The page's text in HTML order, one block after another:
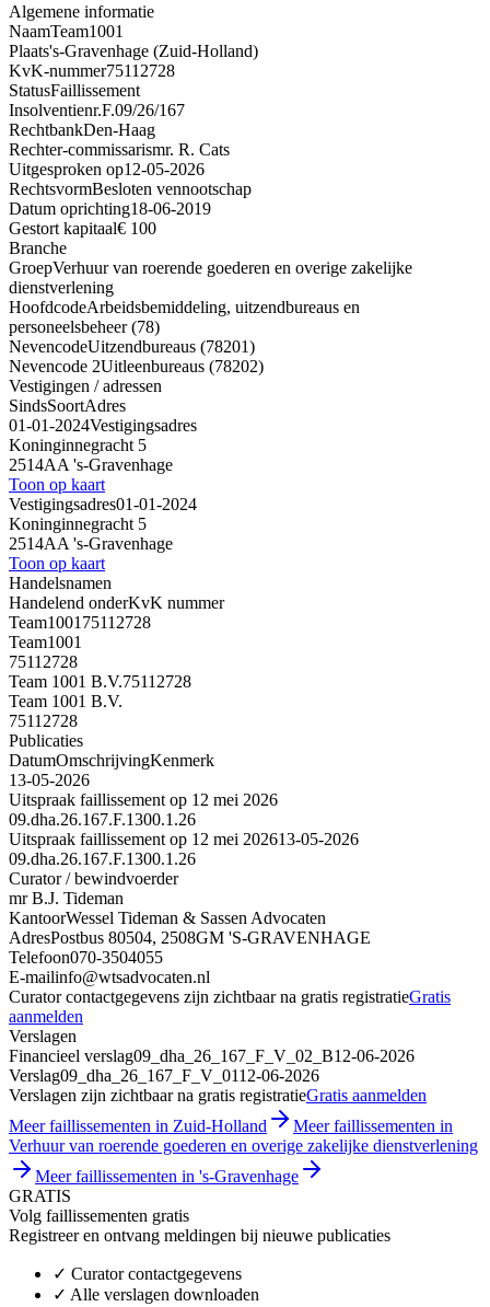
Algemene informatie
NaamTeam1001
Plaats's-Gravenhage (Zuid-Holland)
KvK-nummer75112728
StatusFaillissement
Insolventienr.F.09/26/167
RechtbankDen-Haag
Rechter-commissarismr. R. Cats
Uitgesproken op12-05-2026
RechtsvormBesloten vennootschap
Datum oprichting18-06-2019
Gestort kapitaal€ 100
Branche
GroepVerhuur van roerende goederen en overige zakelijke
dienstverlening
HoofdcodeArbeidsbemiddeling, uitzendbureaus en
personeelsbeheer (78)
NevencodeUitzendbureaus (78201)
Nevencode 2Uitleenbureaus (78202)
Vestigingen / adressen
SindsSoortAdres
01-01-2024Vestigingsadres
Koninginnegracht 5
2514AA 's-Gravenhage
Toon op kaart
Vestigingsadres01-01-2024
Koninginnegracht 5
2514AA 's-Gravenhage
Toon op kaart
Handelsnamen
Handelend onderKvK nummer
Team1001 75112728
Team1001
75112728
Team 1001 B.V.75112728
Team 1001 B.V.
75112728
Publicaties
DatumOmschrijvingKenmerk
13-05-2026
Uitspraak faillissement op 12 mei 2026
09.dha.26.167.F.1300.1.26
Uitspraak faillissement op 12 mei 202613-05-2026
09.dha.26.167.F.1300.1.26
Curator / bewindvoerder
mr B.J. Tideman
KantoorWessel Tideman & Sassen Advocaten
AdresPostbus 80504, 2508GM 'S-GRAVENHAGE
Telefoon070-3504055
E-mailinfo@wtsadvocaten.nl
Curator contactgegevens zijn zichtbaar na gratis registratieGratis
aanmelden
Verslagen
Financieel verslag09_dha_26_167_F_V_02_B12-06-2026
Verslag09_dha_26_167_F_V_0112-06-2026
Verslagen zijn zichtbaar na gratis registratieGratis aanmelden
Meer faillissementen in Zuid-Holland
Meer faillissementen in
Verhuur van roerende goederen en overige zakelijke dienstverlening
Meer faillissementen in 's-Gravenhage
GRATIS
Volg faillissementen gratis
Registreer en ontvang meldingen bij nieuwe publicaties
✓ Curator contactgegevens
✓ Alle verslagen downloaden